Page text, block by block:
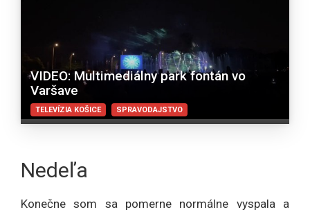
VIDEO: Multimediálny park fontán vo
Varšave
TELEVÍZIA KOŠICE SPRAVODAJSTVO
Nedeľa
Konečne som sa pomerne normálne vyspala a